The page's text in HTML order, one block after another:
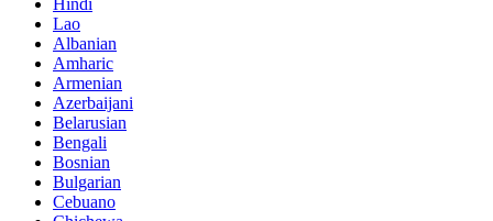
Hindi
Lao
Albanian
Amharic
Armenian
Azerbaijani
Belarusian
Bengali
Bosnian
Bulgarian
Cebuano